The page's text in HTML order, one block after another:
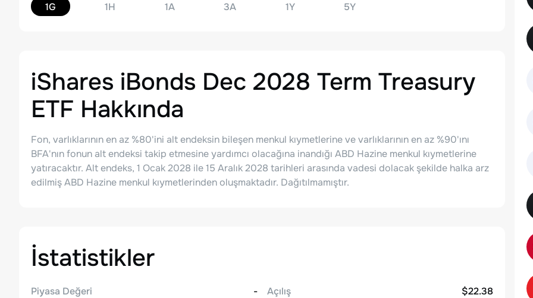
1G 1H 1A 3A 1Y 5Y
iShares iBonds Dec 2028 Term Treasury
ETF Hakkında
Fon, varlıklarının en az %80'ini alt endeksin bileşen menkul kıymetlerine ve varlıklarının en az %90'ını
BFA'nın fonun alt endeksi takip etmesine yardımcı olacağına inandığı ABD Hazine menkul kıymetlerine
yatıracaktır. Alt endeks, 1 Ocak 2028 ile 15 Aralık 2028 tarihleri arasında vadesi dolacak şekilde halka arz
edilmiş ABD Hazine menkul kıymetlerinden oluşmaktadır. Dağıtılmamıştır.
İstatistikler
Piyasa Değeri
-
Açılış
$22.38